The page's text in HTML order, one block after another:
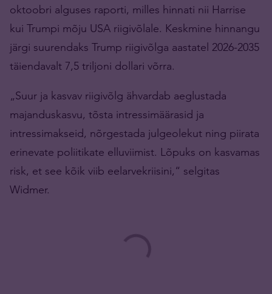
oktoobri alguses raporti, milles hinnati nii Harrise
kui Trumpi mõju USA riigivõlale. Keskmine hinnangu
järgi suurendaks Trump riigivõlga aastatel 2026-2035
täiendavalt 7,5 triljoni dollari võrra.
„Suur ja kasvav riigivõlg ähvardab aeglustada
majanduskasvu, tõsta intressimäärasid ja
intressimakseid, nõrgestada julgeolekut ning piirata
erinevate poliitikate elluviimist. Lõpuks on kasvamas
risk, et see kõik viib eelarvekriisini,“ selgitas
Widmer.